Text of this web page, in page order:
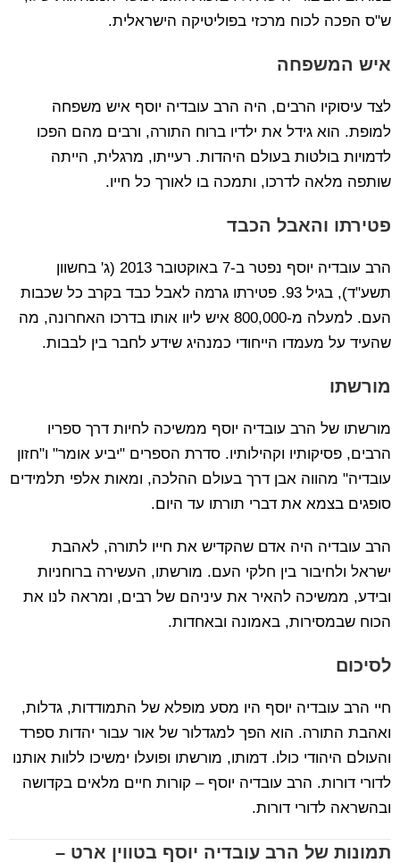
ש"ס הפכה לכוח מרכזי בפוליטיקה הישראלית.
איש המשפחה
לצד עיסוקיו הרבים, היה הרב עובדיה יוסף איש משפחה
למופת. הוא גידל את ילדיו ברוח התורה, ורבים מהם הפכו
לדמויות בולטות בעולם היהדות. רעייתו, מרגלית, הייתה
שותפה מלאה לדרכו, ותמכה בו לאורך כל חייו.
פטירתו והאבל הכבד
הרב עובדיה יוסף נפטר ב-7 באוקטובר 2013 (ג' בחשוון
תשע"ד), בגיל 93. פטירתו גרמה לאבל כבד בקרב כל שכבות
העם. למעלה מ-800,000 איש ליוו אותו בדרכו האחרונה, מה
שהעיד על מעמדו הייחודי כמנהיג שידע לחבר בין לבבות.
מורשתו
מורשתו של הרב עובדיה יוסף ממשיכה לחיות דרך ספריו
הרבים, פסיקותיו וקהילותיו. סדרת הספרים "יביע אומר" ו"חזון
עובדיה" מהווה אבן דרך בעולם ההלכה, ומאות אלפי תלמידים
סופגים בצמא את דברי תורתו עד היום.
הרב עובדיה היה אדם שהקדיש את חייו לתורה, לאהבת
ישראל ולחיבור בין חלקי העם. מורשתו, העשירה ברוחניות
ובידע, ממשיכה להאיר את עיניהם של רבים, ומראה לנו את
הכוח שבמסירות, באמונה ובאחדות.
לסיכום
חיי הרב עובדיה יוסף היו מסע מופלא של התמודדות, גדלות,
ואהבת התורה. הוא הפך למגדלור של אור עבור יהדות ספרד
והעולם היהודי כולו. דמותו, מורשתו ופועלו ימשיכו ללוות אותנו
לדורי דורות. הרב עובדיה יוסף – קורות חיים מלאים בקדושה
ובהשראה לדורי דורות.
תמונות של הרב עובדיה יוסף בטווין ארט –